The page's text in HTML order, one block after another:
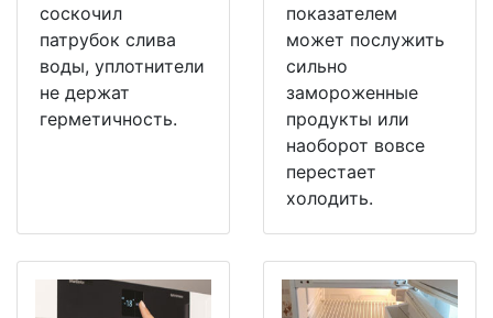
соскочил
патрубок слива
воды, уплотнители
не держат
герметичность.
показателем
может послужить
сильно
замороженные
продукты или
наоборот вовсе
перестает
холодить.